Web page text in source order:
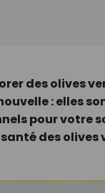
des olives
: elles
pour votre
des olives